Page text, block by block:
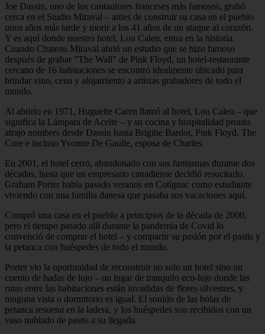
Joe Dassin, uno de los cantautores franceses más famosos, grabó
cerca en el Studio Miraval – antes de construir su casa en el pueblo
unos años más tarde y morir a los 41 años de un ataque al corazón.
Y es aquí donde nuestro hotel, Lou Calen, entra en la historia.
Cuando Chateau Miraval abrió un estudio que se hizo famoso
después de grabar "The Wall" de Pink Floyd, un hotel-restaurante
cercano de 16 habitaciones se encontró idealmente ubicado para
brindar vino, cena y alojamiento a artistas grabadores de todo el
mundo.
Al abrirlo en 1971, Huguette Caren llamó al hotel, Lou Calen – que
significa la Lámpara de Aceite – y su cocina y hospitalidad pronto
atrajo nombres desde Dassin hasta Brigitte Bardot, Pink Floyd, The
Cure e incluso Yvonne De Gaulle, esposa de Charles.
En 2001, el hotel cerró, abandonado con sus fantasmas durante dos
décadas, hasta que un empresario canadiense decidió resucitarlo.
Graham Porter había pasado veranos en Cotignac como estudiante
viviendo con una familia danesa que pasaba sus vacaciones aquí.
Compró una casa en el pueblo a principios de la década de 2000,
pero el tiempo pasado allí durante la pandemia de Covid lo
convenció de comprar el hotel – y compartir su pasión por el pastis y
la petanca con huéspedes de todo el mundo.
Porter vio la oportunidad de reconstruir no solo un hotel sino un
cuento de hadas de lujo – un lugar de tranquilo eco-lujo donde las
rutas entre las habitaciones están invadidas de flores silvestres, y
ninguna vista o dormitorio es igual. El sonido de las bolas de
petanca resuena en la ladera, y los huéspedes son recibidos con un
vaso nublado de pastis a su llegada.